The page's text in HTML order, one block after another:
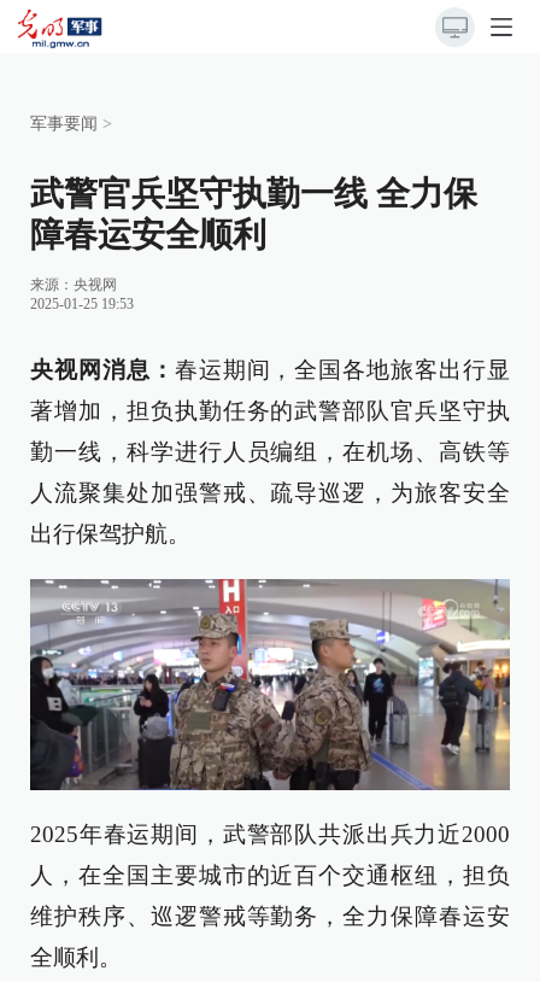
军事要闻 >
武警官兵坚守执勤一线 全力保
障春运安全顺利
来源： 央视网
2025-01-25 19:53
央视网消息： 春运期间，全国各地旅客出行显
著增加，担负执勤任务的武警部队官兵坚守执
勤一线，科学进行人员编组，在机场、高铁等
人流聚集处加强警戒、疏导巡逻，为旅客安全
出行保驾护航。
2025年春运期间，武警部队共派出兵力近2000
人，在全国主要城市的近百个交通枢纽，担负
维护秩序、巡逻警戒等勤务，全力保障春运安
全顺利。